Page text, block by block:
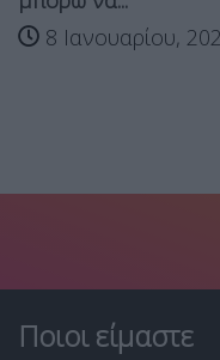
Ποιοι είμαστε